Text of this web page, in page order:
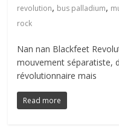
revolution, bus palladium,
rock
Nan nan Blackfeet
mouvement séparatiste,
révolutionnaire mais
Read more